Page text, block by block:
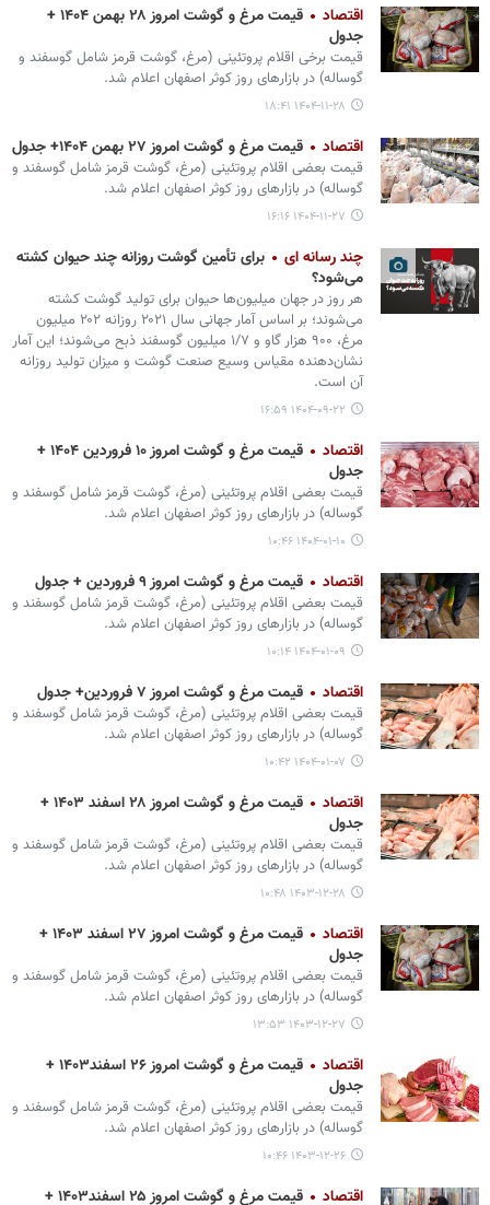
اقتصاد
قیمت مرغ و گوشت امروز ۲۸ بهمن ۱۴۰۴ +
جدول
قیمت برخی اقلام پروتئینی (مرغ، گوشت قرمز شامل گوسفند و
گوساله) در بازارهای روز کوثر اصفهان اعلام شد.
۱۴۰۴-۱۱-۲۸ ۱۸:۴۱
اقتصاد قیمت مرغ و گوشت امروز ۲۷ بهمن ۱۴۰۴+ جدول
قیمت بعضی اقلام پروتئینی (مرغ، گوشت قرمز شامل گوسفند و
گوساله) در بازارهای روز کوثر اصفهان اعلام شد.
۱۴۰۴-۱۱-۲۷ ۱۶:۱۶
چند رسانه ای
برای تأمین گوشت روزانه چند حیوان کشته
می‌شود؟
هر روز در جهان میلیون‌ها حیوان برای تولید گوشت کشته
می‌شوند؛ بر اساس آمار جهانی سال ۲۰۲۱ روزانه ۲۰۲ میلیون
مرغ، ۹۰۰ هزار گاو و ۱/۷ میلیون گوسفند ذبح می‌شوند؛ این آمار
نشان‌دهنده مقیاس وسیع صنعت گوشت و میزان تولید روزانه
آن است.
۱۴۰۴-۰۹-۲۲ ۱۶:۵۹
اقتصاد
قیمت مرغ و گوشت امروز ۱۰ فروردین ۱۴۰۴ +
جدول
قیمت بعضی اقلام پروتئینی (مرغ، گوشت قرمز شامل گوسفند و
گوساله) در بازارهای روز کوثر اصفهان اعلام شد.
۱۴۰۴-۰۱-۱۰ ۱۰:۴۶
اقتصاد قیمت مرغ و گوشت امروز ۹ فروردین + جدول
قیمت بعضی اقلام پروتئینی (مرغ، گوشت قرمز شامل گوسفند و
گوساله) در بازارهای روز کوثر اصفهان اعلام شد.
۱۴۰۴-۰۱-۰۹ ۱۰:۱۴
اقتصاد قیمت مرغ و گوشت امروز ۷ فروردین+ جدول
قیمت بعضی اقلام پروتئینی (مرغ، گوشت قرمز شامل گوسفند و
گوساله) در بازارهای روز کوثر اصفهان اعلام شد.
۱۴۰۴-۰۱-۰۷ ۱۰:۴۲
اقتصاد
قیمت مرغ و گوشت امروز ۲۸ اسفند ۱۴۰۳ +
جدول
قیمت بعضی اقلام پروتئینی (مرغ، گوشت قرمز شامل گوسفند و
گوساله) در بازارهای روز کوثر اصفهان اعلام شد.
۱۴۰۳-۱۲-۲۸ ۱۰:۴۸
اقتصاد
قیمت مرغ و گوشت امروز ۲۷ اسفند ۱۴۰۳ +
جدول
قیمت بعضی اقلام پروتئینی (مرغ، گوشت قرمز شامل گوسفند و
گوساله) در بازارهای روز کوثر اصفهان اعلام شد.
۱۴۰۳-۱۲-۲۷ ۱۳:۵۳
اقتصاد
قیمت مرغ و گوشت امروز ۲۶ اسفند۱۴۰۳ +
جدول
قیمت بعضی اقلام پروتئینی (مرغ، گوشت قرمز شامل گوسفند و
گوساله) در بازارهای روز کوثر اصفهان اعلام شد.
۱۴۰۳-۱۲-۲۶ ۱۰:۴۶
اقتصاد قیمت مرغ و گوشت امروز ۲۵ اسفند۱۴۰۳ +